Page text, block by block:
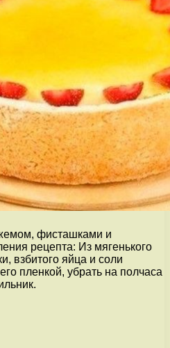
фисташками и
рецепта: Из мягенького
взбитого яйца и соли
пленкой, убрать на полчаса